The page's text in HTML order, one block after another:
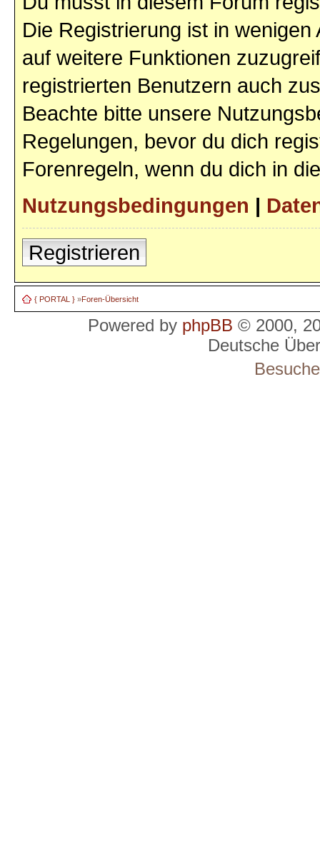
Die Registrierung ist in
auf weitere Funktionen
registrierten Benutzern auch
Beachte bitte unsere
Regelungen, bevor du dich
Forenregeln, wenn du dich in
Nutzungsbedingungen |
Registrieren
{ PORTAL } »Foren-Übersicht
Powered by phpBB © 2000,
Deutsche